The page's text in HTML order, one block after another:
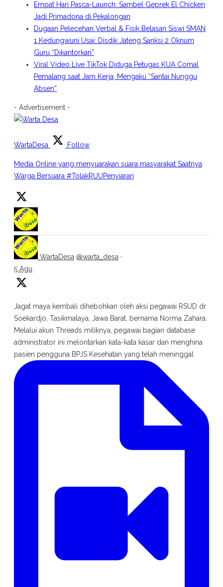
Empat Hari Pasca-Launch: Sambel Geprek El Chicken
Jadi Primadona di Pekalongan
Dugaan Pelecehan Verbal & Fisik Belasan Siswi SMAN
1 Kedungwuni Usai: Disdik Jateng Sanksi 2 Oknum
Guru “Dikantorkan”
Viral Video Live TikTok Diduga Petugas KUA Comal
Pemalang saat Jam Kerja, Mengaku “Santai Nunggu
Absen”
- Advertisement -
WartaDesa Follow
Media Online yang menyuarakan suara masyarakat Saatnya
Warga Bersuara #TolakRUUPenyiaran
WartaDesa @warta_desa ·
5 Agu
Jagat maya kembali dihebohkan oleh aksi pegawai RSUD dr.
Soekardjo, Tasikmalaya, Jawa Barat, bernama Norma Zahara.
Melalui akun Threads miliknya, pegawai bagian database
administrator ini melontarkan kata-kata kasar dan menghina
pasien pengguna BPJS Kesehatan yang telah meninggal